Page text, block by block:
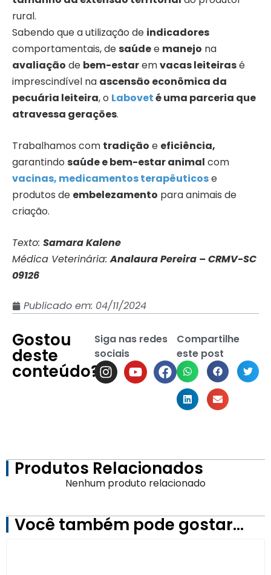
rural.
Sabendo que a utilização de indicadores
comportamentais, desaúdee manejo na
avaliação de bem-estaremvacas leiteirasé
imprescindível na ascensão econômica da
pecuária leiteira, o Laboveté uma parceria que
atravessa gerações.
Trabalhamos com tradição e eficiência,
garantindo saúde e bem-estar animal com
vacinas, medicamentos terapêuticose
produtos de embelezamento para animais de
criação.
Texto: Samara Kalene
Médica Veterinária:Analaura Pereira – CRMV-SC
09126
Publicado em: 04/11/2024
Gostou
deste
conteúdo?
Siga nas redes
sociais
Compartilhe
este post
Produtos Relacionados
Nenhum produto relacionado
Você também pode gostar…